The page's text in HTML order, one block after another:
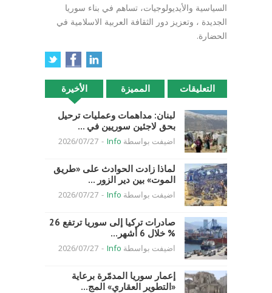
السياسية والأيديولوجيات، تساهم في بناء سوريا
الجديدة ، وتعزيز دور الثقافة العربية الاسلامية في
الحضارة.
الأخيرة المميزة التعليقات
لبنان: مداهمات وعمليات ترحيل
بحق لاجئين سوريين في ...
اضيفت بواسطة Info
-
2026/07/27
لماذا زادت الحوادث على «طريق
الموت» بين دير الزور ...
اضيفت بواسطة Info
-
2026/07/27
صادرات تركيا إلى سوريا ترتفع 26
% خلال 6 أشهر...
اضيفت بواسطة Info
-
2026/07/27
إعمار سوريا المدمّرة برعاية
«التطوير العقاري» المج...